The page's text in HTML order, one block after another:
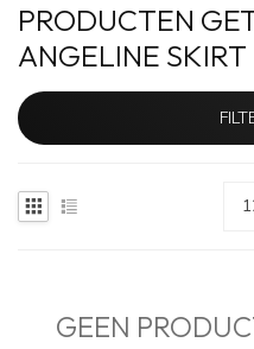
PRODUCTEN
ANGELINE SKIRT
GEEN